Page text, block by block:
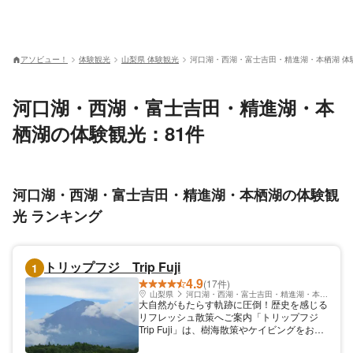
アソビュー！ 体験観光 山梨県 体験観光 河口湖・西湖・富士吉田・精進湖・本栖湖 体
河口湖・西湖・富士吉田・精進湖・本
栖湖の体験観光：81件
河口湖・西湖・富士吉田・精進湖・本栖湖の体験観
光 ランキング
1
トリップフジ Trip Fuji
4.9(17件)
山梨県 河口湖・西湖・富士吉田・精進湖・本栖湖
大自然がもたらす軌跡に圧倒！歴史を感じる
リフレッシュ散策へご案内「トリップフジ
Trip Fuji」は、樹海散策やケイビングをお楽